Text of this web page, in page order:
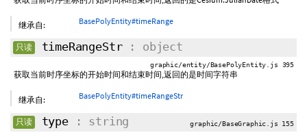
继承自: BasePolyEntity#timeRange
只读 timeRangeStr: object
graphic/entity/BasePolyEntity.js 395
获取当前时序坐标的开始时间和结束时间,返回的是时间字符串
继承自: BasePolyEntity#timeRangeStr
只读 type: string graphic/BaseGraphic.js 155